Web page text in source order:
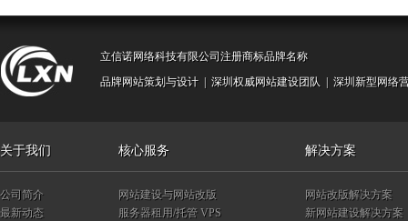
立信诺网络科技有限公司注册商标品牌名称
品牌网站策划与设计
深圳权威网站建设团队 深圳新型网络
关于我们
公司简介
最新动态
核心服务
网站建设与网站改版
服务器租用/托管 VPS
解决方案
网站改版解决方案
新网站建设解决方案